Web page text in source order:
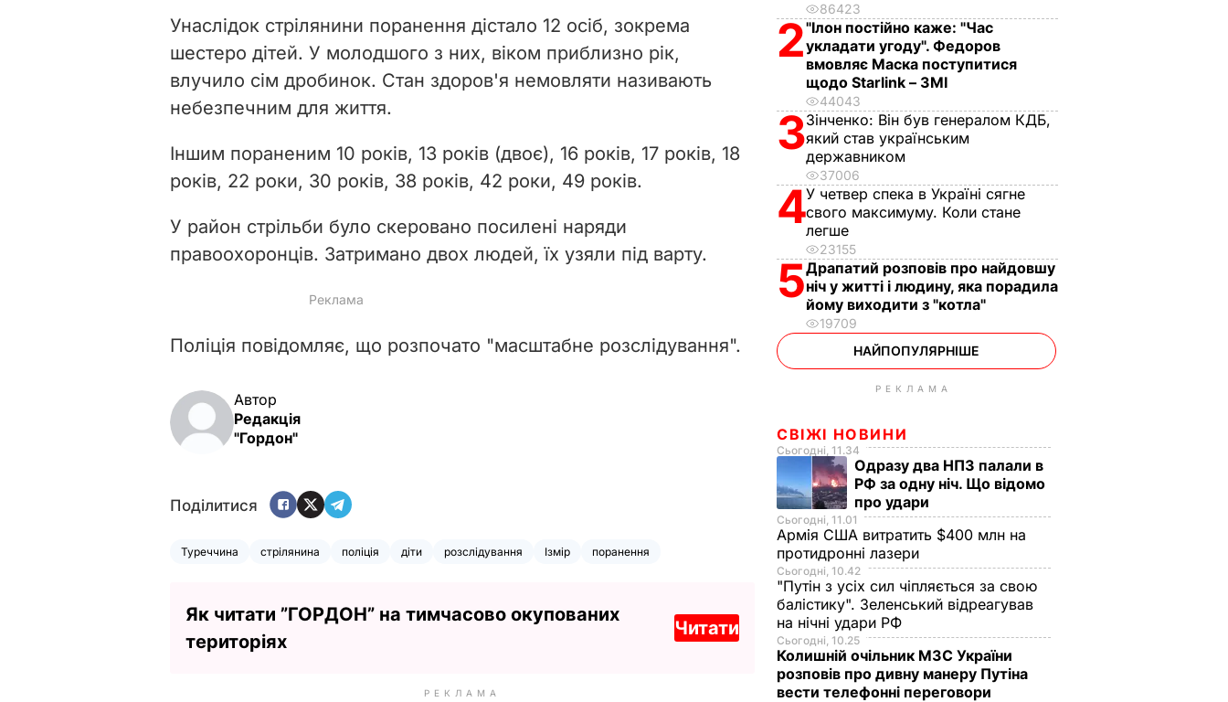
i
d
o
Унаслідок стрілянини поранення дістало 12 осіб, зокрема
шестеро дітей. У молодшого з них, віком приблизно рік,
влучило сім дробинок. Стан здоров'я немовляти називають
небезпечним для життя.
Іншим пораненим 10 років, 13 років (двоє), 16 років, 17 років, 18
років, 22 роки, 30 років, 38 років, 42 роки, 49 років.
У район стрільби було скеровано посилені наряди
правоохоронців. Затримано двох людей, їх узяли під варту.
Поліція повідомляє, що розпочато "масштабне розслідування".
Автор
Редакція
"Гордон"
Поділитися
Туреччина стрілянина поліція діти розслідування Ізмір поранення
Як читати ”ГОРДОН” на тимчасово окупованих
територіях
Читати
РЕКЛАМА
86423
2"Ілон постійно каже: "Час
укладати угоду". Федоров
вмовляє Маска поступитися
щодо Starlink – ЗМІ
44043
3Зінченко: Він був генералом КДБ,
який став українським
державником
37006
4У четвер спека в Україні сягне
свого максимуму. Коли стане
легше
23155
5Драпатий розповів про найдовшу
ніч у житті і людину, яка порадила
йому виходити з "котла"
19709
НАЙПОПУЛЯРНІШЕ
РЕКЛАМА
СВІЖІ НОВИНИ
Сьогодні, 11.34
Одразу два НПЗ палали в
РФ за одну ніч. Що відомо
про удари
Сьогодні, 11.01
Армія США витратить $400 млн на
протидронні лазери
Сьогодні, 10.42
"Путін з усіх сил чіпляється за свою
балістику". Зеленський відреагував
на нічні удари РФ
Сьогодні, 10.25
Колишній очільник МЗС України
розповів про дивну манеру Путіна
вести телефонні переговори